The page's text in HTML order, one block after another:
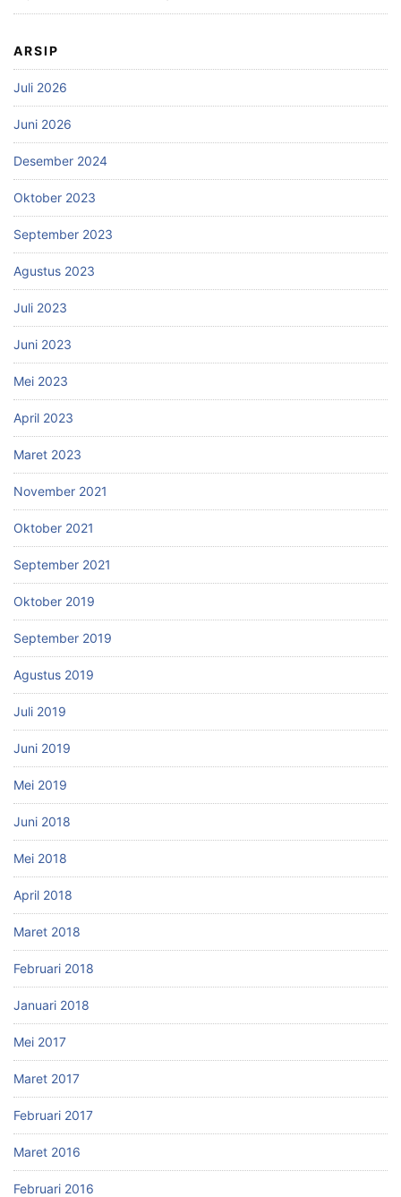
ARSIP
Juli 2026
Juni 2026
Desember 2024
Oktober 2023
September 2023
Agustus 2023
Juli 2023
Juni 2023
Mei 2023
April 2023
Maret 2023
November 2021
Oktober 2021
September 2021
Oktober 2019
September 2019
Agustus 2019
Juli 2019
Juni 2019
Mei 2019
Juni 2018
Mei 2018
April 2018
Maret 2018
Februari 2018
Januari 2018
Mei 2017
Maret 2017
Februari 2017
Maret 2016
Februari 2016